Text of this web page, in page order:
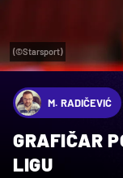
(©Starsport)
M. RADIČEVIĆ
GRAFIČAR
LIGU